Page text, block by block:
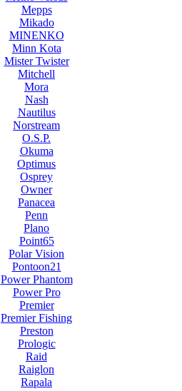
Mepps
Mikado
MINENKO
Minn Kota
Mister Twister
Mitchell
Mora
Nash
Nautilus
Norstream
O.S.P.
Okuma
Optimus
Osprey
Owner
Panacea
Penn
Plano
Point65
Polar Vision
Pontoon21
Power Phantom
Power Pro
Premier
Premier Fishing
Preston
Prologic
Raid
Raiglon
Rapala